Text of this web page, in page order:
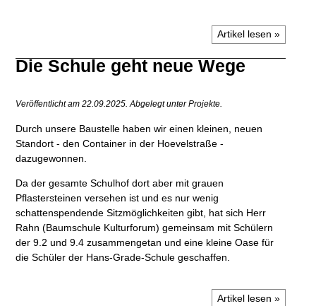
Artikel lesen »
Die Schule geht neue Wege
Veröffentlicht am 22.09.2025. Abgelegt unter Projekte.
Durch unsere Baustelle haben wir einen kleinen, neuen
Standort - den Container in der Hoevelstraße -
dazugewonnen.
Da der gesamte Schulhof dort aber mit grauen
Pflastersteinen versehen ist und es nur wenig
schattenspendende Sitzmöglichkeiten gibt, hat sich Herr
Rahn (Baumschule Kulturforum) gemeinsam mit Schülern
der 9.2 und 9.4 zusammengetan und eine kleine Oase für
die Schüler der Hans-Grade-Schule geschaffen.
Artikel lesen »